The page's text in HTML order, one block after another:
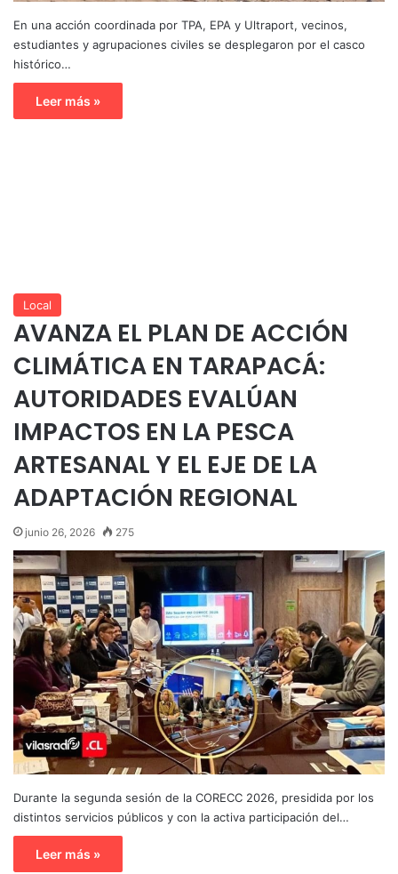
En una acción coordinada por TPA, EPA y Ultraport, vecinos,
estudiantes y agrupaciones civiles se desplegaron por el casco
histórico…
Leer más »
Local
AVANZA EL PLAN DE ACCIÓN
CLIMÁTICA EN TARAPACÁ:
AUTORIDADES EVALÚAN
IMPACTOS EN LA PESCA
ARTESANAL Y EL EJE DE LA
ADAPTACIÓN REGIONAL
junio 26, 2026 275
Durante la segunda sesión de la CORECC 2026, presidida por los
distintos servicios públicos y con la activa participación del…
Leer más »